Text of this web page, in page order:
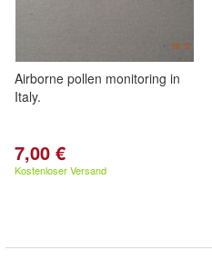
Airborne pollen monitoring in
Italy.
7,00 €
Kostenloser Versand